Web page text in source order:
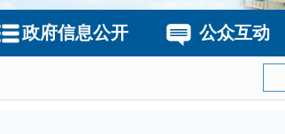
政府信息公开 公众互动